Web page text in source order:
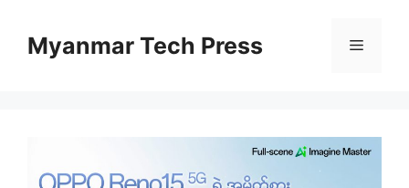
contentMyanmar Tech Press Menu